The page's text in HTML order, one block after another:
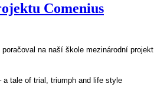
Comenius
na naší škole mezinárodní projekt
a tale of trial, triumph and life style